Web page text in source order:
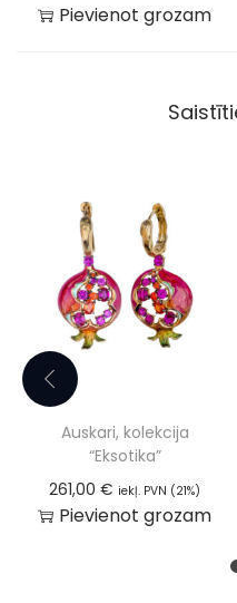
Pievienot grozam
Auskari, kolekcija
“Eksotika”
261,00 € iekļ. PVN (21%)
Pievienot grozam